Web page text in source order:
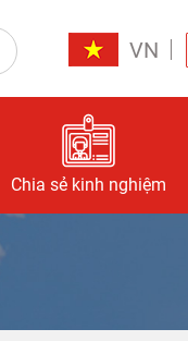
VN
Chia sẻ kinh nghiệm